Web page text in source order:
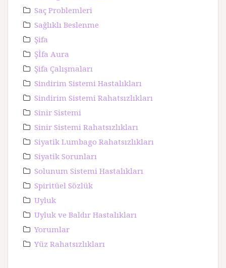
Saç Problemleri
Sağlıklı Beslenme
Şifa
Şİfa Aura
Şifa Çalışmaları
Sindirim Sistemi Hastalıkları
Sindirim Sistemi Rahatsızlıkları
Sinir Sistemi
Sinir Sistemi Rahatsızlıkları
Siyatik Lumbago Rahatsızlıkları
Siyatik Sorunları
Solunum Sistemi Hastalıkları
Spiritüel Sözlük
Uyluk
Uyluk ve Baldır Hastalıkları
Yorumlar
Yüz Rahatsızlıkları